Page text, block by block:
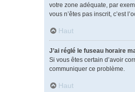
votre zone adéquate, par
vous n’êtes pas inscrit, c’est
Haut
J’ai réglé le fuseau horaire
Si vous êtes certain d’avoir
communiquer ce problème.
Haut